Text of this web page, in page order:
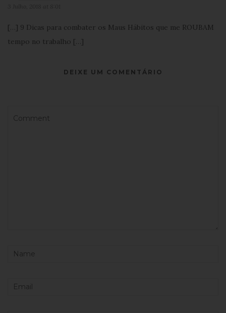
[…] 9 Dicas para combater os Maus Hábitos que me ROUBAM
tempo no trabalho […]
DEIXE UM COMENTÁRIO